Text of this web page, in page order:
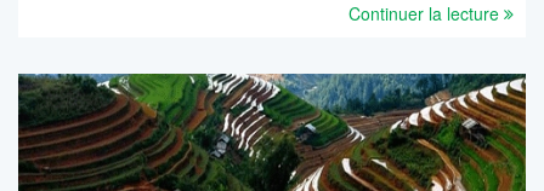
Continuer la lecture